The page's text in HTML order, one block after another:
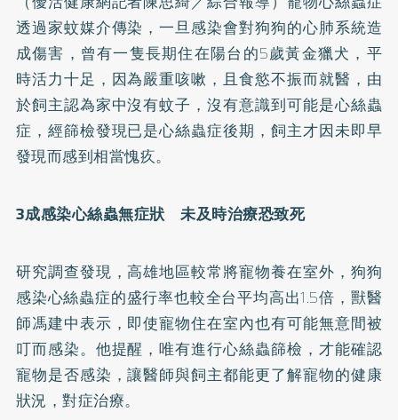
透過家蚊媒介傳染，一旦感染會對狗狗的心肺系統造
成傷害，曾有一隻長期住在陽台的5歲黃金獵犬，平
時活力十足，因為嚴重咳嗽，且食慾不振而就醫，由
於飼主認為家中沒有蚊子，沒有意識到可能是心絲蟲
症，經篩檢發現已是心絲蟲症後期，飼主才因未即早
發現而感到相當愧疚。
3成感染心絲蟲無症狀 未及時治療恐致死
研究調查發現，高雄地區較常將寵物養在室外，狗狗
感染心絲蟲症的盛行率也較全台平均高出1.5倍，獸醫
師馮建中表示，即使寵物住在室內也有可能無意間被
叮而感染。他提醒，唯有進行心絲蟲篩檢，才能確認
寵物是否感染，讓醫師與飼主都能更了解寵物的健康
狀況，對症治療。